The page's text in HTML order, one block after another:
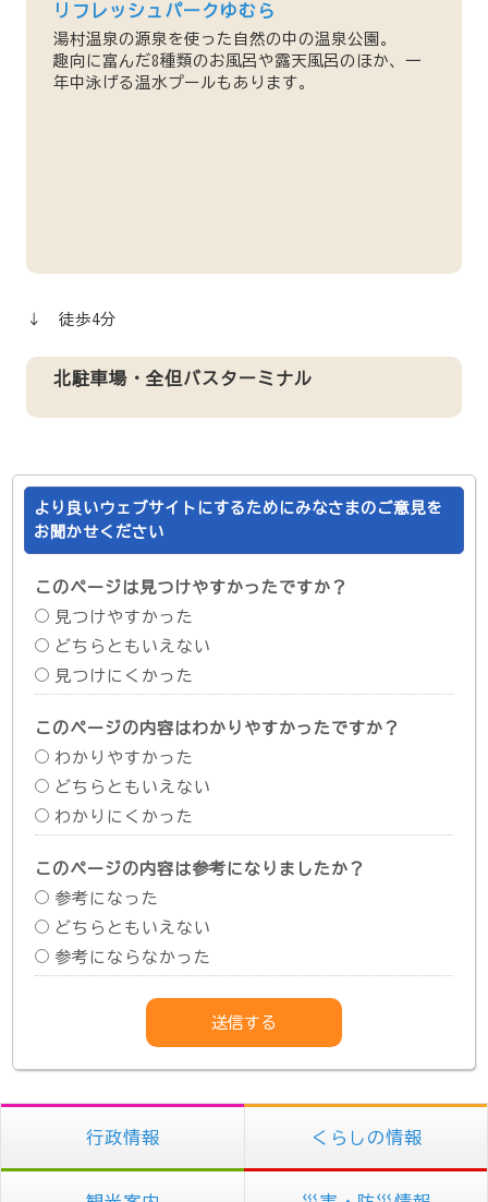
リフレッシュパークゆむら
湯村温泉の源泉を使った自然の中の温泉公園。
趣向に富んだ8種類のお風呂や露天風呂のほか、一
年中泳げる温水プールもあります。
↓ 徒歩4分
北駐車場・全但バスターミナル
より良いウェブサイトにするためにみなさまのご意見を
お聞かせください
このページは見つけやすかったですか？
見つけやすかった
どちらともいえない
見つけにくかった
このページの内容はわかりやすかったですか？
わかりやすかった
どちらともいえない
わかりにくかった
このページの内容は参考になりましたか？
参考になった
どちらともいえない
参考にならなかった
行政情報 くらしの情報